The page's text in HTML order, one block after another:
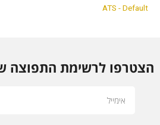
ATS - Default
הצטרפו לרשימת התפוצה